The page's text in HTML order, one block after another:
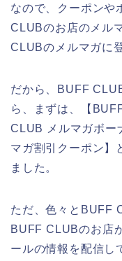
なので、クーポンや
CLUBのお店のメル
CLUBのメルマガに
だから、BUFF
ら、まずは、【
CLUB メルマガボー
マガ割引クーポン】
ました。
ただ、色々とBUFF
BUFF CLUBのお店
ールの情報を配信し